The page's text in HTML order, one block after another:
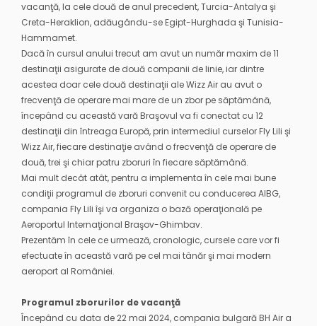
vacanţă, la cele două de anul precedent, Turcia-Antalya şi
Creta-Heraklion, adăugându-se Egipt-Hurghada şi Tunisia-
Hammamet.
Dacă în cursul anului trecut am avut un număr maxim de 11
destinaţii asigurate de două companii de linie, iar dintre
acestea doar cele două destinaţii ale Wizz Air au avut o
frecvenţă de operare mai mare de un zbor pe săptămână,
începând cu această vară Braşovul va fi conectat cu 12
destinaţii din întreaga Europă, prin intermediul curselor Fly Lili şi
Wizz Air, fiecare destinaţie având o frecvenţă de operare de
două, trei şi chiar patru zboruri în fiecare săptămână.
Mai mult decât atât, pentru a implementa în cele mai bune
condiţii programul de zboruri convenit cu conducerea AIBG,
compania Fly Lili îşi va organiza o bază operaţională pe
Aeroportul Internaţional Braşov-Ghimbav.
Prezentăm în cele ce urmează, cronologic, cursele care vor fi
efectuate în această vară pe cel mai tânăr şi mai modern
aeroport al României.
Programul zborurilor de vacanţă
Începând cu data de 22 mai 2024, compania bulgară BH Air a